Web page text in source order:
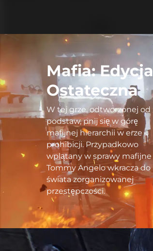
Mafia: Edycja
Ostateczna
W tej grze, odtworzonej od
podstaw, pnij się w górę
mafijnej hierarchii w erze
prohibicji. Przypadkowo
wplątany w sprawy mafijne
Tommy Angelo wkracza do
świata zorganizowanej
przestępczości.